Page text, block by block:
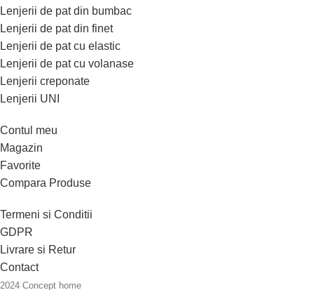
Lenjerii de pat din bumbac
Lenjerii de pat din finet
Lenjerii de pat cu elastic
Lenjerii de pat cu volanase
Lenjerii creponate
Lenjerii UNI
Contul meu
Magazin
Favorite
Compara Produse
Termeni si Conditii
GDPR
Livrare si Retur
Contact
2024 Concept home